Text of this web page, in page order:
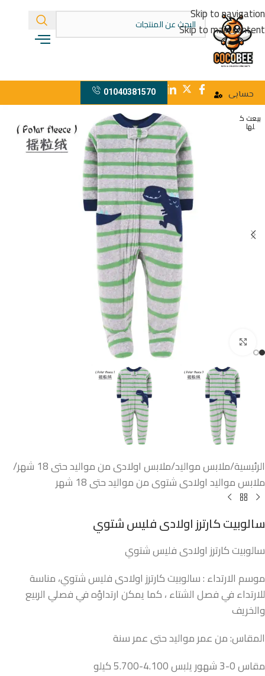
Skip to navigation
Skip to main content
حسابى 01040381570
بيعت ك
لها
الرئيسية/ملابس مواليد/ملابس اولادى من مواليد حتى 18 شهر
/
ملابس مواليد اولادى شتوى من مواليد حتى 18 شهر
سالوبيت كارترز اولادى فليس شتوي
سالوبيت كارترز اولادى فليس شتوي
موسم الارتداء : سالوبيت كارترز اولادى فليس شتوي، مناسة
للارتداء في فصل الشتاء ، كما يمكن ارتداؤه في فصلي الربيع
والخريف
المقاس: من عمر مواليد حتى عمر سنة
مقاس 0-3 شهور يلبس 4.100-5.700 كيلو